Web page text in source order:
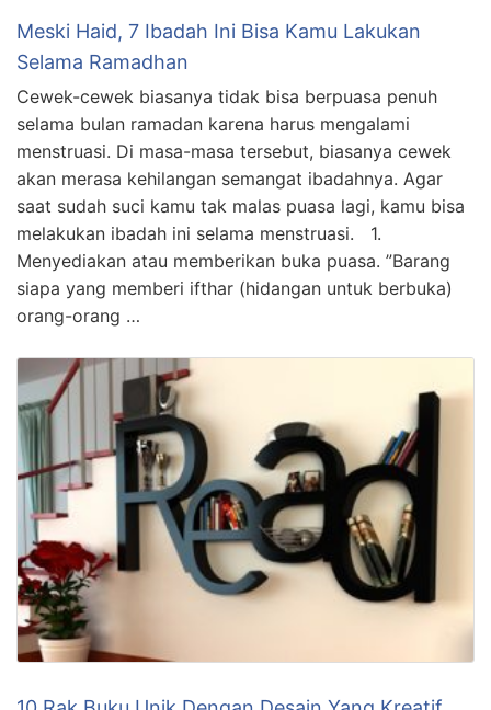
Meski Haid, 7 Ibadah Ini Bisa Kamu Lakukan
Selama Ramadhan
Cewek-cewek biasanya tidak bisa berpuasa penuh
selama bulan ramadan karena harus mengalami
menstruasi. Di masa-masa tersebut, biasanya cewek
akan merasa kehilangan semangat ibadahnya. Agar
saat sudah suci kamu tak malas puasa lagi, kamu bisa
melakukan ibadah ini selama menstruasi. 1.
Menyediakan atau memberikan buka puasa. ”Barang
siapa yang memberi ifthar (hidangan untuk berbuka)
orang-orang …